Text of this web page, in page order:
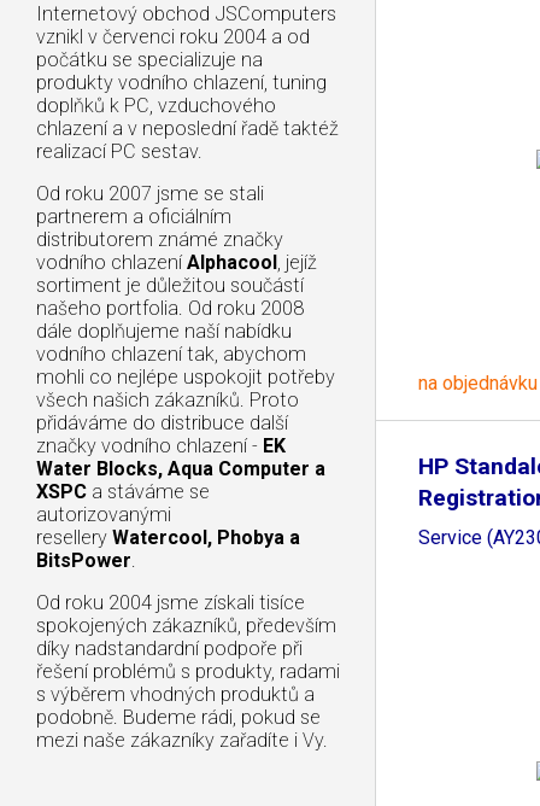
Internetový obchod JSComputers
vznikl v červenci roku 2004 a od
počátku se specializuje na
produkty vodního chlazení, tuning
doplňků k PC, vzduchového
chlazení a v neposlední řadě taktéž
realizací PC sestav.
Od roku 2007 jsme se stali
partnerem a oficiálním
distributorem známé značky
vodního chlazení Alphacool, jejíž
sortiment je důležitou součástí
našeho portfolia. Od roku 2008
dále doplňujeme naší nabídku
vodního chlazení tak, abychom
mohli co nejlépe uspokojit potřeby
všech našich zákazníků. Proto
přidáváme do distribuce další
značky vodního chlazení - EK
Water Blocks, Aqua Computer a
XSPC a stáváme se
autorizovanými
resellery Watercool, Phobya a
BitsPower.
Od roku 2004 jsme získali tisíce
spokojených zákazníků, především
díky nadstandardní podpoře při
řešení problémů s produkty, radami
s výběrem vhodných produktů a
podobně. Budeme rádi, pokud se
mezi naše zákazníky zařadíte i Vy.
na objednávku
HP
Service